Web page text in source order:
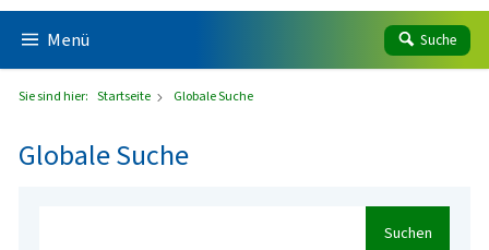
Menü Suche
Sie sind hier: Startseite Globale Suche
Globale Suche
Suchen